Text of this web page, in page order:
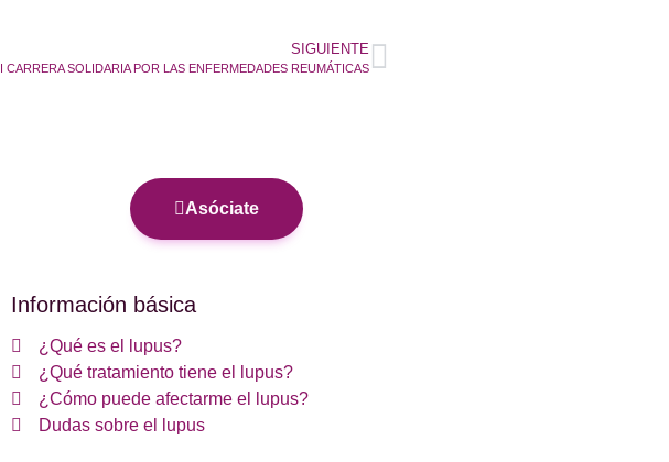
SIGUIENTE
I CARRERA SOLIDARIA POR LAS ENFERMEDADES REUMÁTICAS
Asóciate
Información básica
¿Qué es el lupus?
¿Qué tratamiento tiene el lupus?
¿Cómo puede afectarme el lupus?
Dudas sobre el lupus